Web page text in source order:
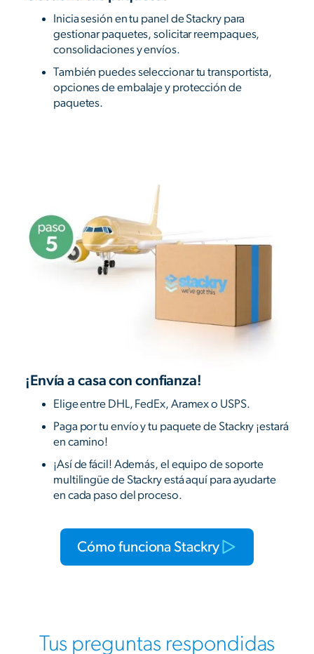
Inicia sesión en tu panel de Stackry para
gestionar paquetes, solicitar reempaques,
consolidaciones y envíos.
También puedes seleccionar tu transportista,
opciones de embalaje y protección de
paquetes.
¡Envía a casa con confianza!
Elige entre DHL, FedEx, Aramex o USPS.
Paga por tu envío y tu paquete de Stackry ¡estará
en camino!
¡Así de fácil! Además, el equipo de soporte
multilingüe de Stackry está aquí para ayudarte
en cada paso del proceso.
Cómo funciona Stackry
Tus preguntas respondidas